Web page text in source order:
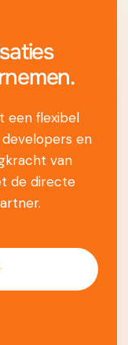
een flexibel
en
van
de directe